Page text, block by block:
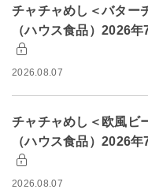
チャチャめし＜バター
（ハウス食品）2026
2026.08.07
チャチャめし＜欧風ビ
（ハウス食品）2026
2026.08.07